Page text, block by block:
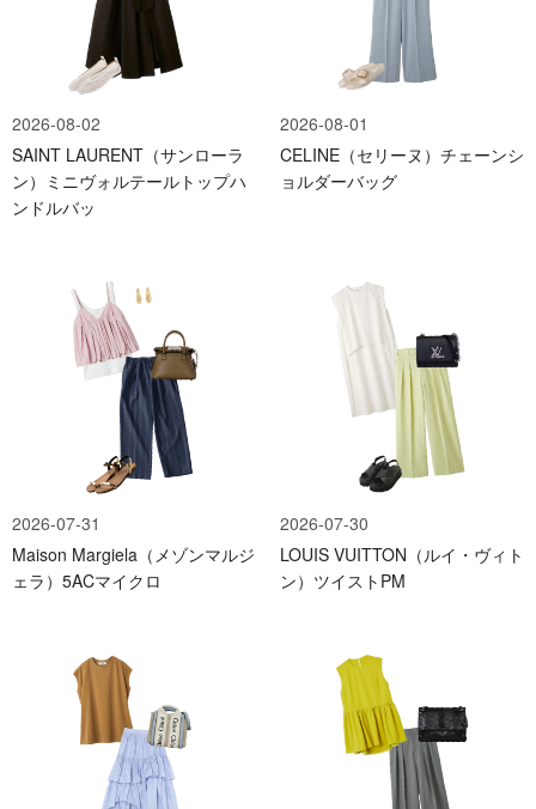
2026-08-02
SAINT LAURENT（サンローラ
ン）ミニヴォルテールトップハ
ンドルバッ
2026-08-01
CELINE（セリーヌ）チェーンシ
ョルダーバッグ
2026-07-31
Maison Margiela（メゾンマルジ
ェラ）5ACマイクロ
2026-07-30
LOUIS VUITTON（ルイ・ヴィト
ン）ツイストPM